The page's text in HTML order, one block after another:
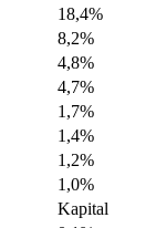
18,4%
8,2%
4,8%
4,7%
1,7%
1,4%
1,2%
1,0%
Kapital